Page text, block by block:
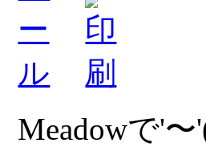
Meadowで'